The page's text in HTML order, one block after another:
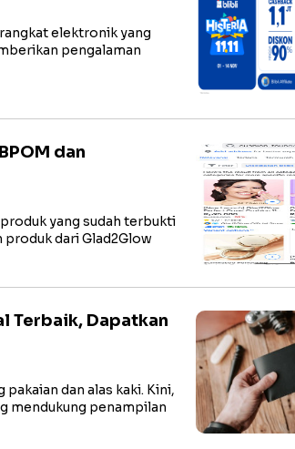
elektronik yang
pengalaman
dan
yang sudah terbukti
dari Glad2Glow
Terbaik, Dapatkan
dan alas kaki. Kini,
mendukung penampilan